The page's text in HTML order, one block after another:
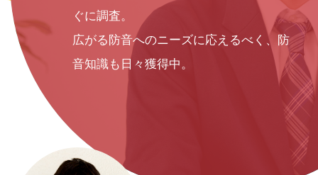
ぐに調査。
広がる防音へのニーズに応えるべく、防
音知識も日々獲得中。